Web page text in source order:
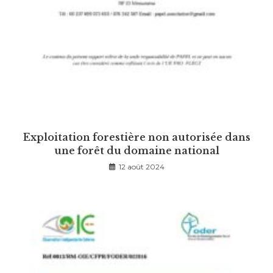
Exploitation forestière non autorisée dans
une forêt du domaine national
12 août 2024